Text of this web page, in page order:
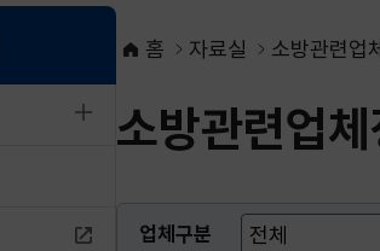
홈 자료실 소방관련업
소방관련업
네이버밴드로 공유하기
카카오톡으로 공유하기
URL복사하기
인쇄하기
업체구분